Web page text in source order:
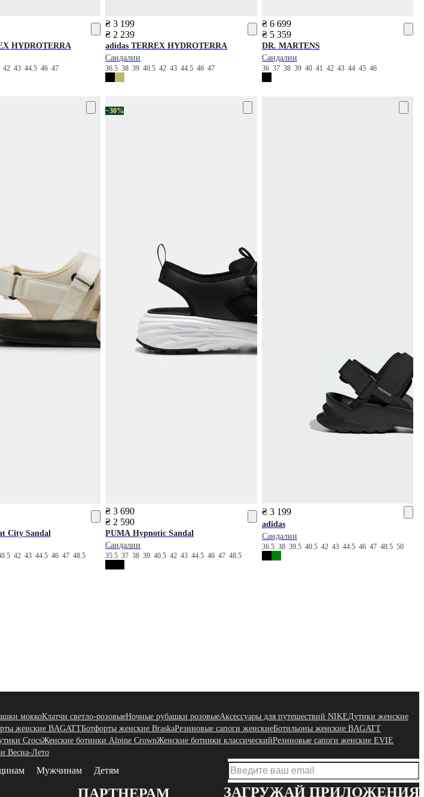
HYDROTERRA
42 43 44.5 46 47
₴ 3 199
₴ 2 239
adidas TERREX HYDROTERRA
Сандалии
36.5383940.5424344.54647
₴ 6 699
₴ 5 359
DR. MARTENS
Сандалии
36 37 38 39 40 41 42 43 44 45 46
City Sandal
42 43 44.5 46 47 48.5
−30%
₴ 3 690
₴ 2 590
PUMA Hypnotic Sandal
Сандалии
35.537383940.5424344.5464748.5
₴ 3 199
adidas
Сандалии
36.5 38 39.5 40.5 42 43 44.5 46 47 48.5 50
моккоКлатчи светло-розовыеНочные рубашки розовыеАксессуары для путешествий NIKEДутики женские
женские BAGATTБотфорты женские BraskaРезиновые сапоги женскиеБотильоны женские BAGATT
CrocsЖенские ботинки Alpine СrownЖенские ботинки классическийРезиновые сапоги женские EVIE
Весна-Лето
Мужчинам Детям
ПАРТНЕРАМ ЗАГРУЖАЙ ПРИЛОЖЕНИЯ